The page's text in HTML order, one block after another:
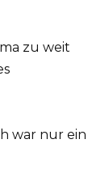
zu weit
war nur ein